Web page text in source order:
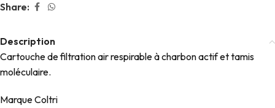
Share:
Description
Cartouche de filtration air respirable à charbon actif et tamis
moléculaire.
Marque Coltri